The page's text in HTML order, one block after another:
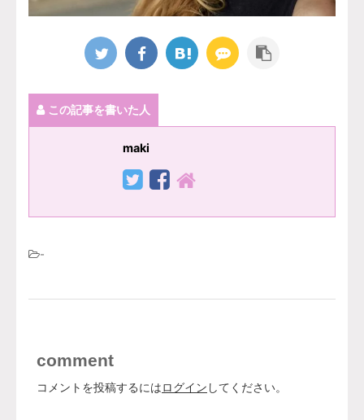
この記事を書いた人
maki
-
comment
コメントを投稿するにはログイン してください。